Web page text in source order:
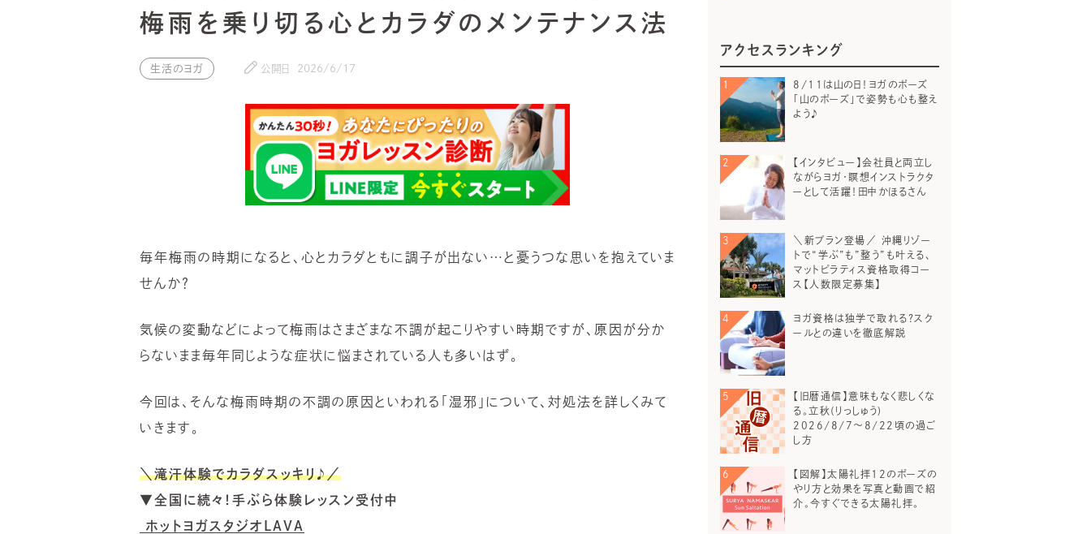
梅雨を乗り切る心とカラダのメンテナンス法
生活のヨガ 公開日 2026/6/17
毎年梅雨の時期になると、心とカラダともに調子が出ない…と憂うつな思いを抱えていま
せんか？
気候の変動などによって梅雨はさまざまな不調が起こりやすい時期ですが、原因が分か
らないまま毎年同じような症状に悩まされている人も多いはず。
今回は、そんな梅雨時期の不調の原因といわれる「湿邪」について、対処法を詳しくみて
いきます。
＼滝汗体験でカラダスッキリ♪／
▼全国に続々！手ぶら体験レッスン受付中
ホットヨガスタジオLAVA
アクセスランキング
8/11は山の日！ヨガのポーズ
「山のポーズ」で姿勢も心も整え
よう♪
【インタビュー】会社員と両立し
ながらヨガ・瞑想インストラクタ
ーとして活躍！田中かほるさん
＼新プラン登場／ 沖縄リゾー
トで“学ぶ”も”整う”も叶える、
マットピラティス資格取得コー
ス【人数限定募集】
ヨガ資格は独学で取れる？スク
ールとの違いを徹底解説
【旧暦通信】意味もなく悲しくな
る。立秋(りっしゅう)
2026/8/7～8/22頃の過ご
し方
【図解】太陽礼拝12のポーズの
やり方と効果を写真と動画で紹
介。今すぐできる太陽礼拝。